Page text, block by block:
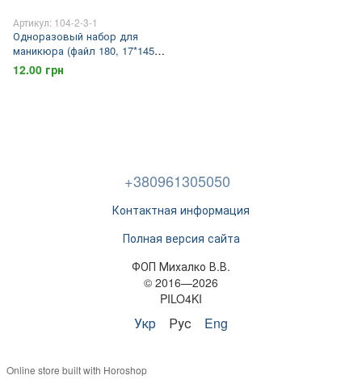
Артикул: 104-2-3-1
Одноразовый набор для
маникюра (файл 180, 17*145
мм / баф 120, без основы)
PILO4KI
12.00 грн
+380961305050
Контактная информация
Полная версия сайта
ФОП Михалко В.В.
© 2016—2026
PILO4KI
Укр Рус Eng
Online store built with Horoshop